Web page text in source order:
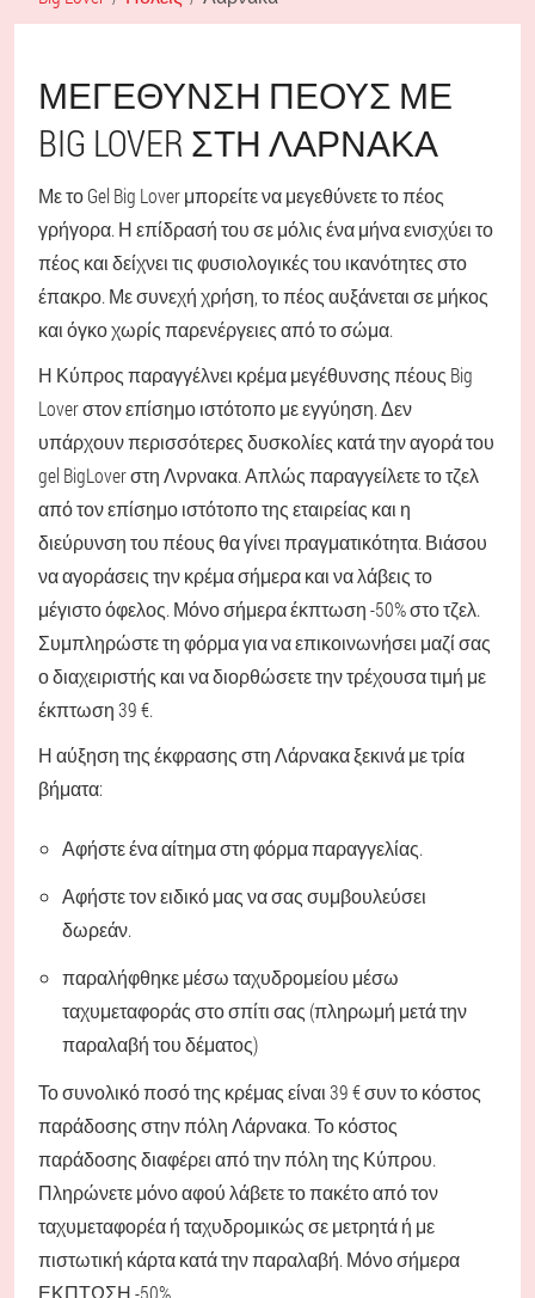
ΜΕΓΈΘΥΝΣΗ ΠΈΟΥΣ ΜΕ
BIG LOVER ΣΤΗ ΛΆΡΝΑΚΑ
Με το Gel Big Lover μπορείτε να μεγεθύνετε το πέος
γρήγορα. Η επίδρασή του σε μόλις ένα μήνα ενισχύει το
πέος και δείχνει τις φυσιολογικές του ικανότητες στο
έπακρο. Με συνεχή χρήση, το πέος αυξάνεται σε μήκος
και όγκο χωρίς παρενέργειες από το σώμα.
Η Κύπρος παραγγέλνει κρέμα μεγέθυνσης πέους Big
Lover στον επίσημο ιστότοπο με εγγύηση. Δεν
υπάρχουν περισσότερες δυσκολίες κατά την αγορά του
gel BigLover στη Λνρνακα. Απλώς παραγγείλετε το τζελ
από τον επίσημο ιστότοπο της εταιρείας και η
διεύρυνση του πέους θα γίνει πραγματικότητα. Βιάσου
να αγοράσεις την κρέμα σήμερα και να λάβεις το
μέγιστο όφελος. Μόνο σήμερα έκπτωση -50% στο τζελ.
Συμπληρώστε τη φόρμα για να επικοινωνήσει μαζί σας
ο διαχειριστής και να διορθώσετε την τρέχουσα τιμή με
έκπτωση 39 €.
Η αύξηση της έκφρασης στη Λάρνακα ξεκινά με τρία
βήματα:
Αφήστε ένα αίτημα στη φόρμα παραγγελίας.
Αφήστε τον ειδικό μας να σας συμβουλεύσει
δωρεάν.
παραλήφθηκε μέσω ταχυδρομείου μέσω
ταχυμεταφοράς στο σπίτι σας (πληρωμή μετά την
παραλαβή του δέματος)
Το συνολικό ποσό της κρέμας είναι 39 € συν το κόστος
παράδοσης στην πόλη Λάρνακα. Το κόστος
παράδοσης διαφέρει από την πόλη της Κύπρου.
Πληρώνετε μόνο αφού λάβετε το πακέτο από τον
ταχυμεταφορέα ή ταχυδρομικώς σε μετρητά ή με
πιστωτική κάρτα κατά την παραλαβή. Μόνο σήμερα
ΕΚΠΤΩΣΗ -50%